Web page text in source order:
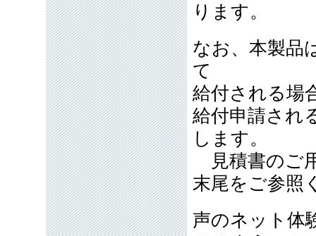
ります。
なお、本製品
て
給付される場
給付申請され
します。
見積書のご
末尾をご参照
声のネット体